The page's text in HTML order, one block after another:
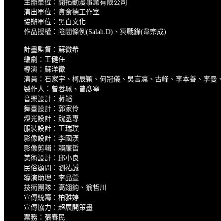
主辦單位：開拓動漫事業有限公司
演出單位：貪食德工作室
協辦單位：黑白文化
作品授權：陰間條例(Salah.D)、冥戰錄(韋宗成)
計畫監督：蘇微希
編劇：王健任
導演：蘇洋徵
演員：石家宇、柯辰穎、何冠儀、吳言凜、古峰、李本善、李曼
製作人：曾蓉珮、曾彥寧
音樂設計：蔣韜
舞臺設計：郭家伶
燈光設計：魏丞專
服裝設計：王瑞璞
影像設計：李國漢
影像剪輯：賴廉哲
美術設計：邱小良
民俗顧問：劉祐誠
導演助理：李品萱
技術團隊：高翊鈞、翁哲川
宣傳統籌：柏雅婷
宣傳協力：超展開策畫
票務：張春民